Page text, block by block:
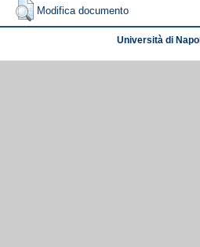
Modifica documento
Università di